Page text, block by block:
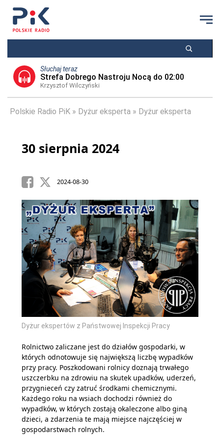
Słuchaj teraz
Strefa Dobrego Nastroju Nocą do 02:00
Krzysztof Wilczyński
Polskie Radio PiK Dyżur eksperta Dyżur eksperta
30 sierpnia 2024
2024-08-30
Dyżur ekspertów z Państwowej Inspekcji Pracy
Rolnictwo zaliczane jest do działów gospodarki, w
których odnotowuje się największą liczbę wypadków
przy pracy. Poszkodowani rolnicy doznają trwałego
uszczerbku na zdrowiu na skutek upadków, uderzeń,
przygnieceń czy zatruć środkami chemicznymi.
Każdego roku na wsiach dochodzi również do
wypadków, w których zostają okaleczone albo giną
dzieci, a zdarzenia te mają miejsce najczęściej w
gospodarstwach rolnych.